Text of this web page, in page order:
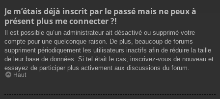
Je m’étais déjà inscrit par le passé mais ne peux à
présent plus me connecter ?!
Il est possible qu’un administrateur ait désactivé ou supprimé votre
compte pour une quelconque raison. De plus, beaucoup de forums
suppriment périodiquement les utilisateurs inactifs afin de réduire la taille
de leur base de données. Si tel était le cas, inscrivez-vous de nouveau et
essayez de participer plus activement aux discussions du forum.
Haut